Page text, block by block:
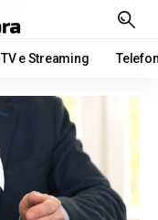
TV e Streaming